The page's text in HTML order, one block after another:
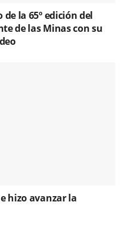
la 65º edición del
de las Minas con su
hizo avanzar la